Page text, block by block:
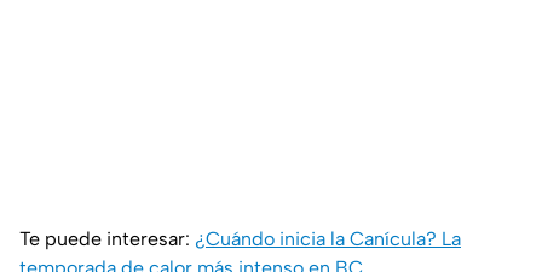
Te puede interesar: ¿Cuándo inicia la Canícula? La